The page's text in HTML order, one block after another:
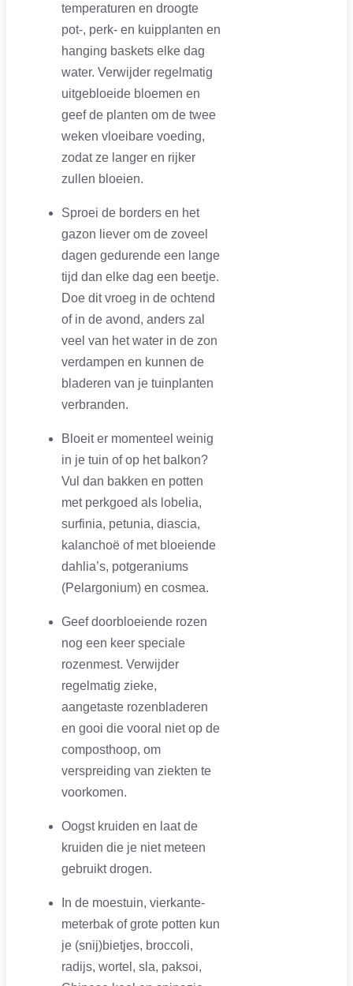
temperaturen en droogte
pot-, perk- en kuipplanten en
hanging baskets elke dag
water. Verwijder regelmatig
uitgebloeide bloemen en
geef de planten om de twee
weken vloeibare voeding,
zodat ze langer en rijker
zullen bloeien.
Sproei de borders en het
gazon liever om de zoveel
dagen gedurende een lange
tijd dan elke dag een beetje.
Doe dit vroeg in de ochtend
of in de avond, anders zal
veel van het water in de zon
verdampen en kunnen de
bladeren van je tuinplanten
verbranden.
Bloeit er momenteel weinig
in je tuin of op het balkon?
Vul dan bakken en potten
met perkgoed als lobelia,
surfinia, petunia, diascia,
kalanchoë of met bloeiende
dahlia’s, potgeraniums
(Pelargonium) en cosmea.
Geef doorbloeiende rozen
nog een keer speciale
rozenmest. Verwijder
regelmatig zieke,
aangetaste rozenbladeren
en gooi die vooral niet op de
composthoop, om
verspreiding van ziekten te
voorkomen.
Oogst kruiden en laat de
kruiden die je niet meteen
gebruikt drogen.
In de moestuin, vierkante-
meterbak of grote potten kun
je (snij)bietjes, broccoli,
radijs, wortel, sla, paksoi,